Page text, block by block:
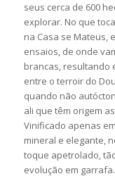
seus cerca de 600
explorar. No que
na Casa se Mateus,
ensaios, de onde
brancas, resultando
entre o terroir do
quando não
ali que têm origem
Vinificado apenas
mineral e elegante,
toque apetrolado,
evolução em garrafa.